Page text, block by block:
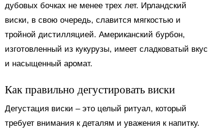
дубовых бочках не менее трех лет. Ирландский
виски, в свою очередь, славится мягкостью и
тройной дистилляцией. Американский бурбон,
изготовленный из кукурузы, имеет сладковатый вкус
и насыщенный аромат.
Как правильно дегустировать виски
Дегустация виски – это целый ритуал, который
требует внимания к деталям и уважения к напитку.